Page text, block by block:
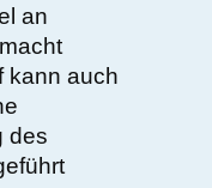
an
kann auch
des